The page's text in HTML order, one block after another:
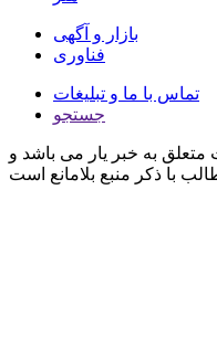
بازار و آگهی
فناوری
تماس با ما و تبلیغات
جستجو
به خبر یار می باشد و